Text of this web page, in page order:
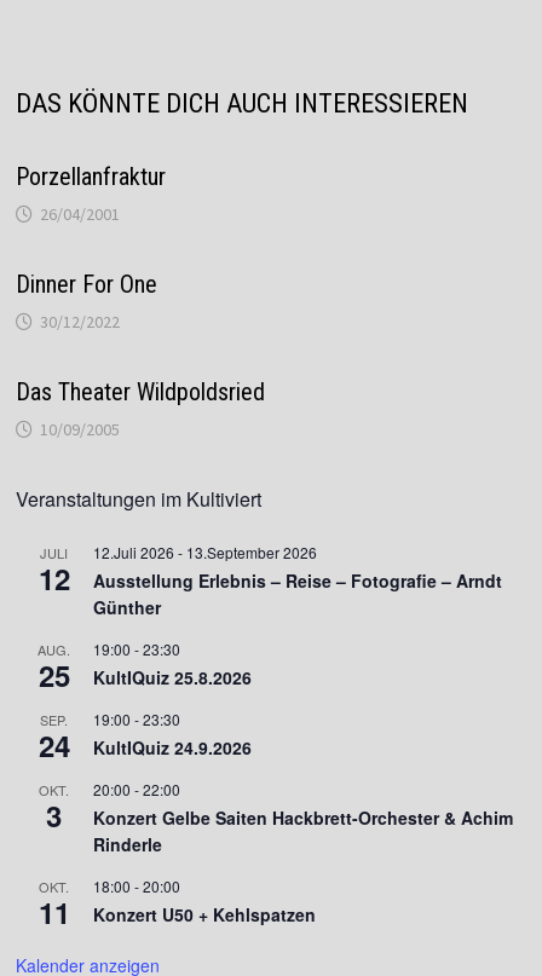
DAS KÖNNTE DICH AUCH INTERESSIEREN
Porzellanfraktur
26/04/2001
Dinner For One
30/12/2022
Das Theater Wildpoldsried
10/09/2005
Veranstaltungen im Kultiviert
JULI
12
12.Juli 2026 - 13.September 2026
Ausstellung Erlebnis – Reise – Fotografie – Arndt
Günther
AUG.
25
19:00 -23:30
KultIQuiz 25.8.2026
SEP.
24
19:00 -23:30
KultIQuiz 24.9.2026
OKT.
3
20:00 -22:00
Konzert Gelbe Saiten Hackbrett-Orchester & Achim
Rinderle
OKT.
11
18:00 -20:00
Konzert U50 + Kehlspatzen
Kalender anzeigen